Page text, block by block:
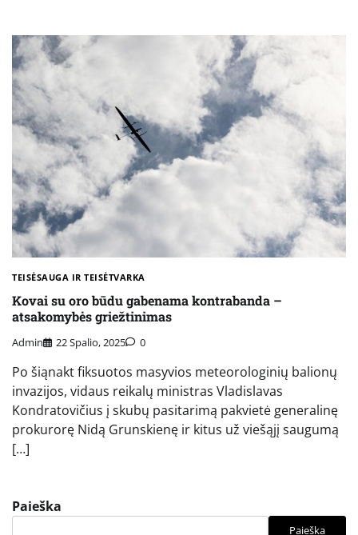
TEISĖSAUGA IR TEISĖTVARKA
Kovai su oro būdu gabenama kontrabanda –
atsakomybės griežtinimas
Admin 22 Spalio, 2025 0
Po šiąnakt fiksuotos masyvios meteorologinių balionų
invazijos, vidaus reikalų ministras Vladislavas
Kondratovičius į skubų pasitarimą pakvietė generalinę
prokurorę Nidą Grunskienę ir kitus už viešąjį saugumą
[…]
Paieška
Paieška